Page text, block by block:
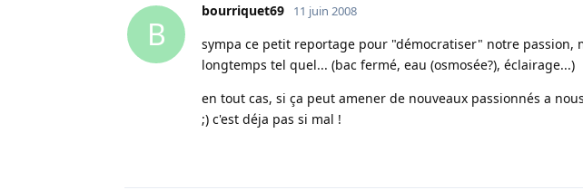
B
bourriquet69 11 juin 2008
sympa ce petit reportage pour "démocratiser" notre passion,
longtemps tel quel... (bac fermé, eau (osmosée?), éclairage...)
en tout cas, si ça peut amener de nouveaux passionnés a
;) c'est déja pas si mal !